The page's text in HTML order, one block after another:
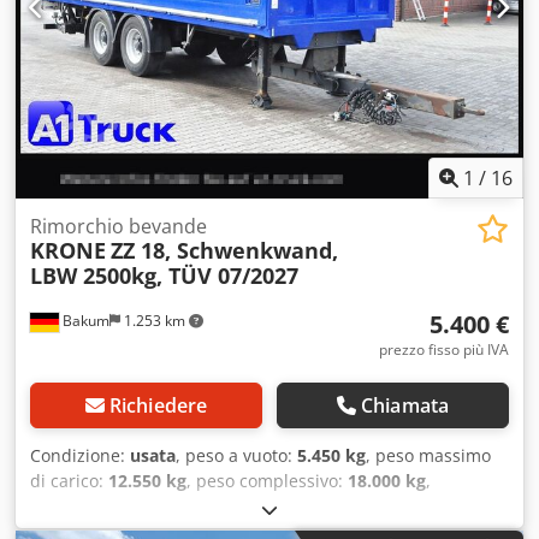
1 / 16
Bakum 1.253 km
Rimorchio bevande
KRONE ZZ 18, Schwenkwand,
LBW 2500kg, TÜV 07/2027
5.400 €
prezzo fisso più IVA
Richiedere Chiamata
Condizione: usata, peso a vuoto: 5.450 kg, peso massimo
di carico: 12.550 kg, peso complessivo: 18.000 kg,
2 assi
07/2012, prossima ispezione (TÜV):07/2027, lunghezza